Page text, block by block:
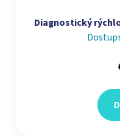
Diagnostický